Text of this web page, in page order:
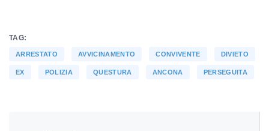
TAG:
ARRESTATO AVVICINAMENTO CONVIVENTE DIVIETO
EX POLIZIA QUESTURA ANCONA PERSEGUITA